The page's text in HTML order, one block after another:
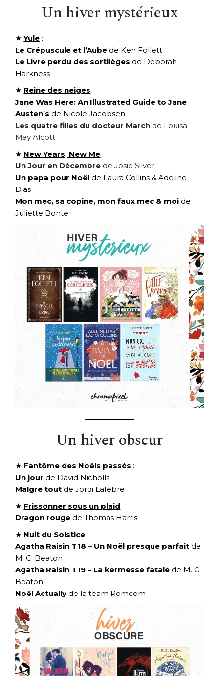
Un hiver mystérieux
★Yule :
Le Crépuscule et l’Aube de Ken Follett
Le Livre perdu des sortilèges de Deborah
Harkness
★ Reine des neiges :
Jane Was Here: An Illustrated Guide to Jane
Austen’s de Nicole Jacobsen
Les quatre filles du docteur March de Louisa
May Alcott
★ New Years, New Me :
Un Jour en Décembre de Josie Silver
Un papa pour Noël de Laura Collins & Adeline
Dias
Mon mec, sa copine, mon faux mec & moi de
Juliette Bonte
Un hiver obscur
★ Fantôme des Noëls passés :
Un jour de David Nicholls
Malgré tout de Jordi Lafebre
★ Frissonner sous un plaid :
Dragon rouge de Thomas Harris
★ Nuit du Solstice :
Agatha Raisin T18 – Un Noël presque parfait de
M. C. Beaton
Agatha Raisin T19 – La kermesse fatale de M. C.
Beaton
Noël Actually de la team Romcom